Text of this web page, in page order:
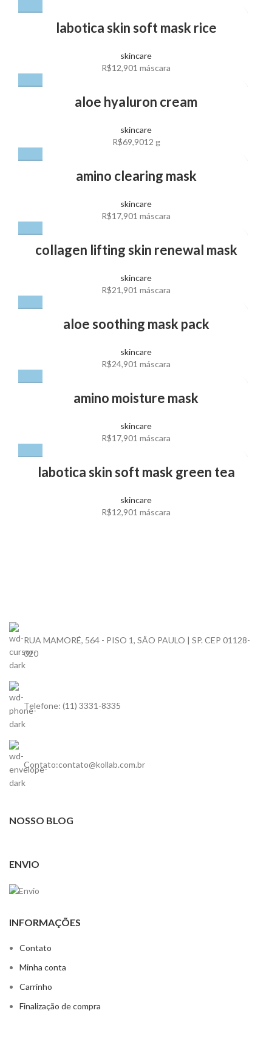
labotica skin soft mask rice
skincare
R$12,901 máscara
aloe hyaluron cream
skincare
R$69,9012 g
amino clearing mask
skincare
R$17,901 máscara
collagen lifting skin renewal mask
skincare
R$21,901 máscara
aloe soothing mask pack
skincare
R$24,901 máscara
amino moisture mask
skincare
R$17,901 máscara
labotica skin soft mask green tea
skincare
R$12,901 máscara
RUA MAMORÉ, 564 - PISO 1, SÃO PAULO | SP. CEP 01128-
020
Telefone: (11) 3331-8335
Contato:contato@kollab.com.br
NOSSO BLOG
ENVIO
INFORMAÇÕES
Contato
Minha conta
Carrinho
Finalização de compra